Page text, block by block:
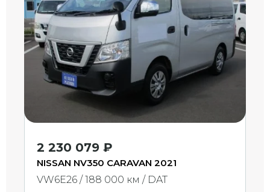
2 230 079 ₽
NISSAN NV350 CARAVAN 2021
VW6E26 / 188 000 км / DAT